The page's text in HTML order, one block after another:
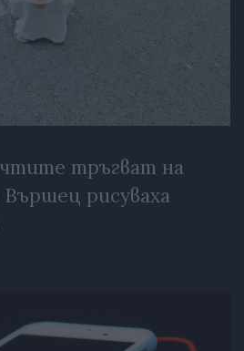
тръгват на
рисуваха